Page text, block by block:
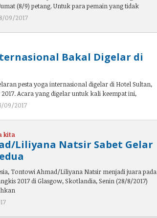
(8/9) petang. Untuk para pemain yang tidak
09/2017
Bakal Digelar di
pesta yoga internasional digelar di Hotel Sultan,
Acara yang digelar untuk kali keempat ini,
09/2017
kita
Liliyana Natsir Sabet Gelar
Tontowi Ahmad/Liliyana Natsir menjadi juara pada
2017 di Glasgow, Skotlandia, Senin (28/8/2017)